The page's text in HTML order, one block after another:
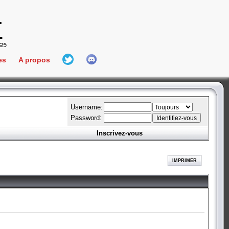
Connect
A propos
L'équipe
Hall Of Fame
Username:
Password:
Inscrivez-vous
IMPRIMER